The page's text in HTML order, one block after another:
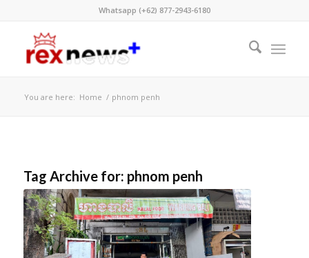
Whatsapp (+62) 877-2943-6180
You are here: Home / phnom penh
Tag Archive for: phnom penh